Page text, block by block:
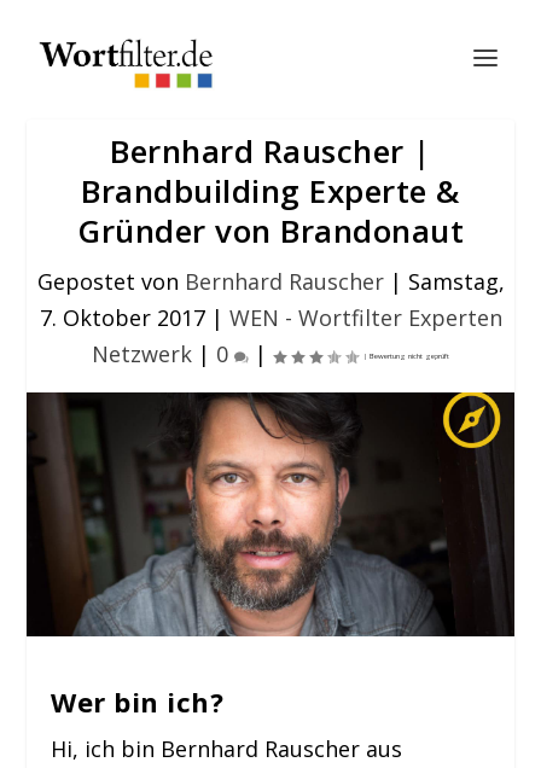
Bernhard Rauscher |
Brandbuilding Experte &
Gründer von Brandonaut
Gepostet von Bernhard Rauscher| Samstag,
7. Oktober 2017| WEN - Wortfilter Experten
Netzwerk | 0 |
Wer bin ich?
Hi, ich bin Bernhard Rauscher aus